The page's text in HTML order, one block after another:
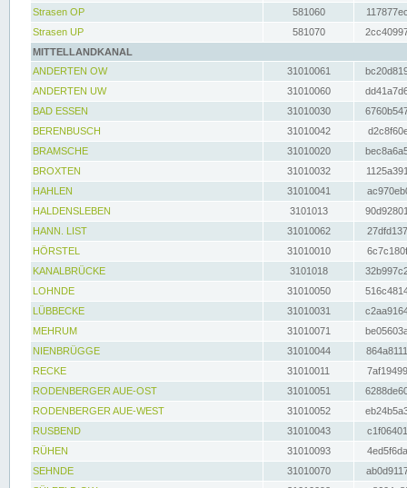
Strasen OP
581060
Strasen UP
581070
MITTELLANDKANAL
ANDERTEN OW
31010061
ANDERTEN UW
31010060
BAD ESSEN
31010030
BERENBUSCH
31010042
BRAMSCHE
31010020
BROXTEN
31010032
HAHLEN
31010041
HALDENSLEBEN
3101013
HANN. LIST
31010062
HÖRSTEL
31010010
KANALBRÜCKE
3101018
LOHNDE
31010050
LÜBBECKE
31010031
MEHRUM
31010071
NIENBRÜGGE
31010044
RECKE
31010011
RODENBERGER AUE-OST
31010051
RODENBERGER AUE-WEST
31010052
RUSBEND
31010043
RÜHEN
31010093
SEHNDE
31010070